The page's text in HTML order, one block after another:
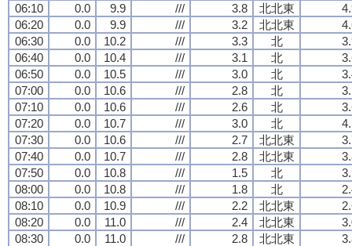
06:10
0.0 9.9 /// 3.8 北北東
06:20
0.0 9.9 /// 3.2 北北東
06:30
0.0 10.2 /// 3.3 北
06:40
0.0 10.4 /// 3.1 北
06:50
0.0 10.5 /// 3.0 北
07:00
0.0 10.6 /// 2.8 北
07:10
0.0 10.6 /// 2.6 北
07:20
0.0 10.7 /// 3.0 北
07:30
0.0 10.6 /// 2.7 北北東
07:40
0.0 10.7 /// 2.8 北北東
07:50
0.0 10.8 /// 1.5 北
08:00
0.0 10.8 /// 1.8 北
08:10
0.0 10.9 /// 2.2 北北東
08:20
0.0 11.0 /// 2.4 北北東
08:30
0.0 11.0 /// 2.8 北北東